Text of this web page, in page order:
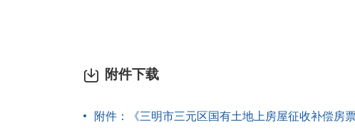
附件下载
附件：《三明市三元区国有土地上房屋征收补偿房